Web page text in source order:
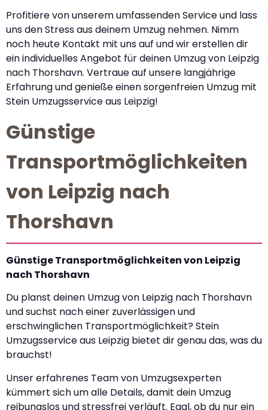
Profitiere von unserem umfassenden Service und lass
uns den Stress aus deinem Umzug nehmen. Nimm
noch heute Kontakt mit uns auf und wir erstellen dir
ein individuelles Angebot für deinen Umzug von Leipzig
nach Thorshavn. Vertraue auf unsere langjährige
Erfahrung und genieße einen sorgenfreien Umzug mit
Stein Umzugsservice aus Leipzig!
Günstige
Transportmöglichkeiten
von Leipzig nach
Thorshavn
Günstige Transportmöglichkeiten von Leipzig
nach Thorshavn
Du planst deinen Umzug von Leipzig nach Thorshavn
und suchst nach einer zuverlässigen und
erschwinglichen Transportmöglichkeit? Stein
Umzugsservice aus Leipzig bietet dir genau das, was du
brauchst!
Unser erfahrenes Team von Umzugsexperten
kümmert sich um alle Details, damit dein Umzug
reibungslos und stressfrei verläuft. Egal, ob du nur ein